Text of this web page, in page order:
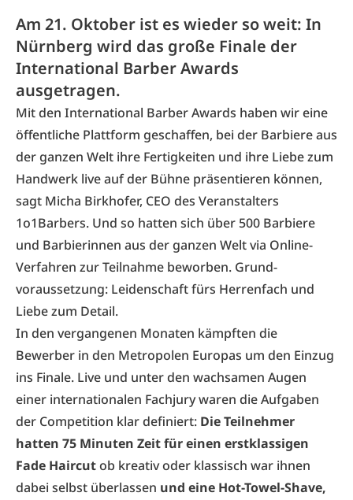
Am 21. Oktober ist es wieder so weit: In
Nürnberg wird das große Finale der
International Barber Awards
ausgetragen.
Mit den International Barber Awards haben wir eine
öffentliche Plattform geschaffen, bei der Barbiere aus
der ganzen Welt ihre Fertigkeiten und ihre Liebe zum
Handwerk live auf der Bühne präsentieren können,
sagt Micha Birkhofer, CEO des Veranstalters
1o1Barbers. Und so hatten sich über 500 Barbiere
und Barbierinnen aus der ganzen Welt via Online-
Verfahren zur Teilnahme beworben. Grund­
voraussetzung: Leidenschaft fürs Herrenfach und
Liebe zum Detail.
In den vergangenen Monaten kämpften die
Bewerber in den Metropolen Europas um den Einzug
ins Finale. Live und unter den wachsamen Augen
einer internationalen Fach­jury waren die Aufgaben
der Competition klar definiert: Die Teilnehmer
hatten 75 Minuten Zeit für einen erstklassigen
Fade Haircutob kreativ oder klassisch war ihnen
dabei selbst überlassen und eine Hot-Towel-Shave,